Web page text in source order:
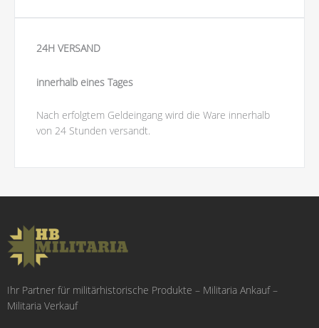
24H VERSAND
innerhalb eines Tages
Nach erfolgtem Geldeingang wird die Ware innerhalb
von 24 Stunden versandt.
Ihr Partner für militärhistorische Produkte – Militaria Ankauf –
Militaria Verkauf